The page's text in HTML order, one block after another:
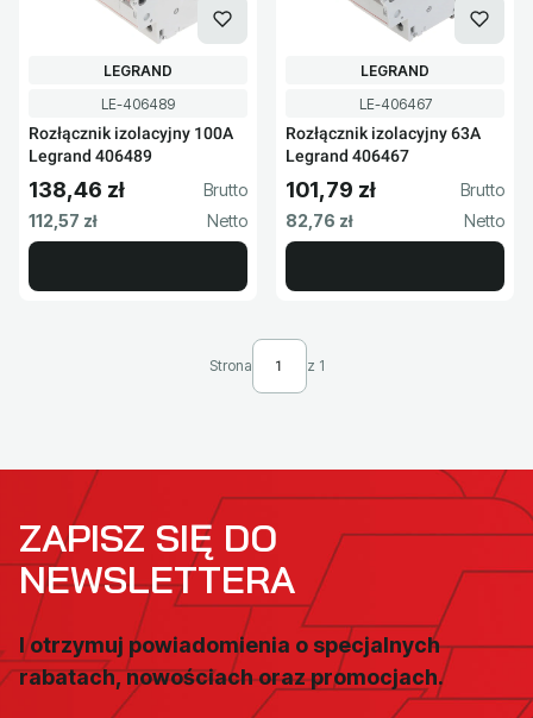
Kod produktu
LE-406489
Rozłącznik izolacyjny 100A
Legrand 406489
PRODUCENT
LEGRAND
Cena brutto
138,46 zł
Cena netto
112,57 zł
Kod produktu
LE-406467
Rozłącznik izolacyjny 63A
Legrand 406467
PRODUCENT
LEGRAND
Cena brutto
101,79 zł
Cena netto
82,76 zł
Strona z 1
ZAPISZ SIĘ DO
NEWSLETTERA
I otrzymuj powiadomienia o specjalnych
rabatach, nowościach oraz promocjach.